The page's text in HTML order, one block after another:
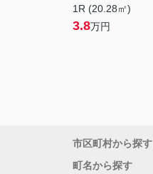
1R (20.28㎡)
3.8万円
市区町村から探す
町名から探す